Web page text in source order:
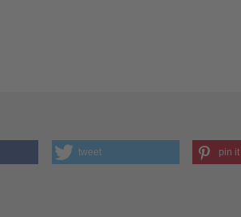
tweet pin it